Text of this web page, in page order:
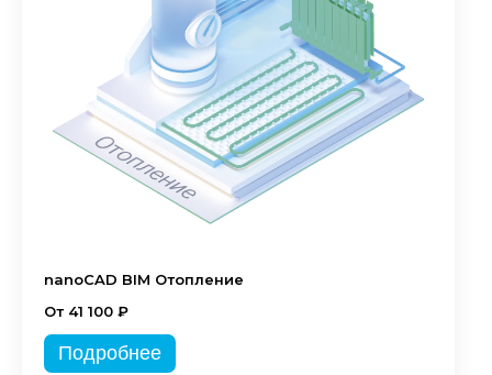
nanoCAD BIM Отопление
От 41 100 ₽
Подробнее